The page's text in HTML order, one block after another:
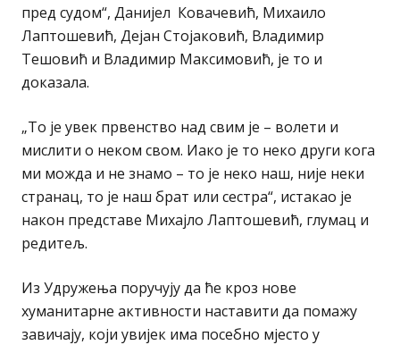
пред судом“, Данијел Ковачевић, Михаило
Лаптошевић, Дејан Стојаковић, Владимир
Тешовић и Владимир Максимовић, је то и
доказала.
„То је увек првенство над свим је – волети и
мислити о неком свом. Иако је то неко други кога
ми можда и не знамо – то је неко наш, није неки
странац, то је наш брат или сестра“, истакао је
након представе Михајло Лаптошевић, глумац и
редитељ.
Из Удружења поручују да ће кроз нове
хуманитарне активности наставити да помажу
завичају, који увијек има посебно мјесто у